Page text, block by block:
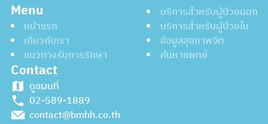
Menu
หน้าแรก
เกี่ยวกับเรา
แนวทางรับการรักษา
บริการสำหรับผู้ป่วยนอก
บริการสำหรับผู้ป่วยใน
ข้อมูลสุขภาพจิต
ค้นหาแพทย์
Contact
ดูแผนที่
02-589-1889
contact@bmhh.co.th